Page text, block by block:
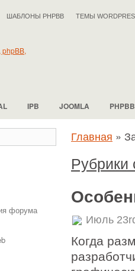
ШАБЛОНЫ PHPBB ТЕМЫ
IPB JOOMLA PHPBB
форума
Главная »
Рубрики
Июль
Когда